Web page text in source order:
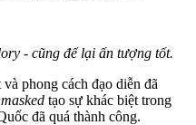
- cũng để lại ấn tượng tốt.
phong cách đạo diễn đã
tạo sự khác biệt trong
đã quá thành công.